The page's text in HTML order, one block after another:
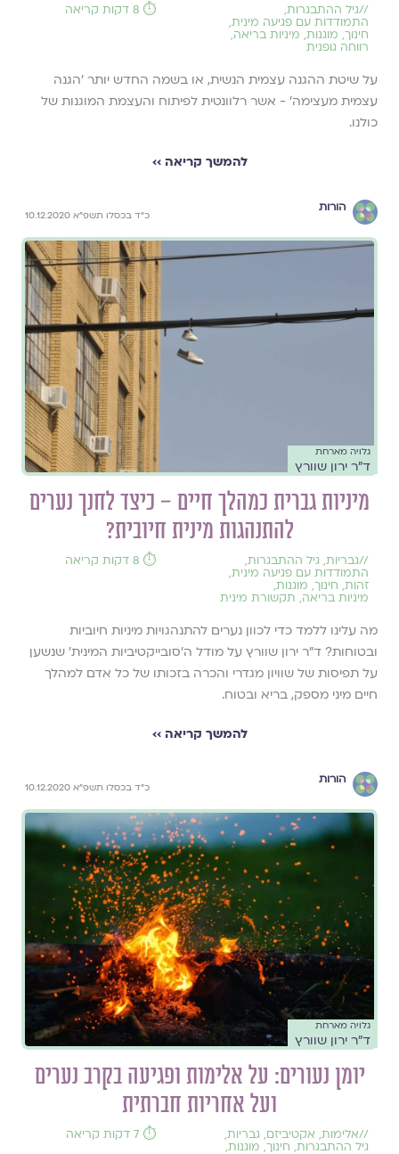
//גיל ההתבגרות,
התמודדות עם פגיעה מינית,
חינוך, מוגנות, מיניות בריאה,
רווחה גופנית
⏱️ 8 דקות קריאה
על שיטת ההגנה עצמית הנשית, או בשמה החדש יותר 'הגנה
עצמית מעצימה' - אשר רלוונטית לפיתוח והעצמת המוגנות של
כולנו.
להמשך קריאה ››
הורות
כ"ד בכסלו תשפ"א 10.12.2020
גלויה מארחת
ד"ר ירון שוורץ
מיניות גברית כמהלך חיים – כיצד לחנך נערים
להתנהגות מינית חיובית?
//גבריות, גיל ההתבגרות,
התמודדות עם פגיעה מינית,
זהות, חינוך, מוגנות,
מיניות בריאה, תקשורת מינית
⏱️ 8 דקות קריאה
מה עלינו ללמד כדי לכוון נערים להתנהגויות מיניות חיוביות
ובטוחות? ד"ר ירון שוורץ על מודל ה'סובייקטיביות המינית' שנשען
על תפיסות של שוויון מגדרי והכרה בזכותו של כל אדם למהלך
חיים מיני מספק, בריא ובטוח.
להמשך קריאה ››
הורות
כ"ד בכסלו תשפ"א 10.12.2020
גלויה מארחת
ד"ר ירון שוורץ
יומן נעורים: על אלימות ופגיעה בקרב נערים
ועל אחריות חברתית
//אלימות, אקטיביזם, גבריות,
גיל ההתבגרות, חינוך, מוגנות,
⏱️ 7 דקות קריאה